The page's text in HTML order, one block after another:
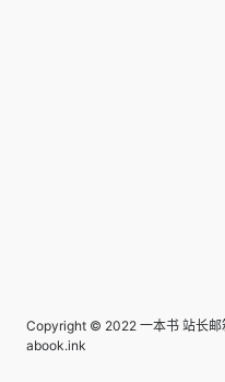
Copyright © 2022 一本书 站长邮
abook.ink